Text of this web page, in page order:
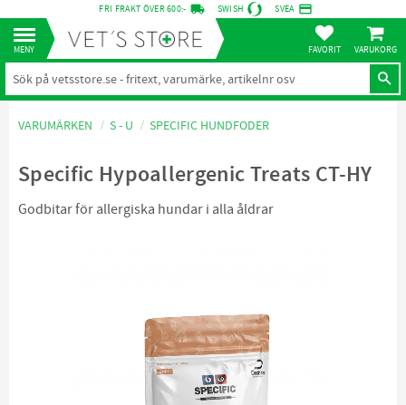
Meny
FRI FRAKT ÖVER 600:- local_shipping SWISH SVEA credit_card
FAVORITER
VARUMÄRKEN S - U SPECIFIC HUNDFODER
Specific Hypoallergenic Treats CT-HY
Godbitar för allergiska hundar i alla åldrar